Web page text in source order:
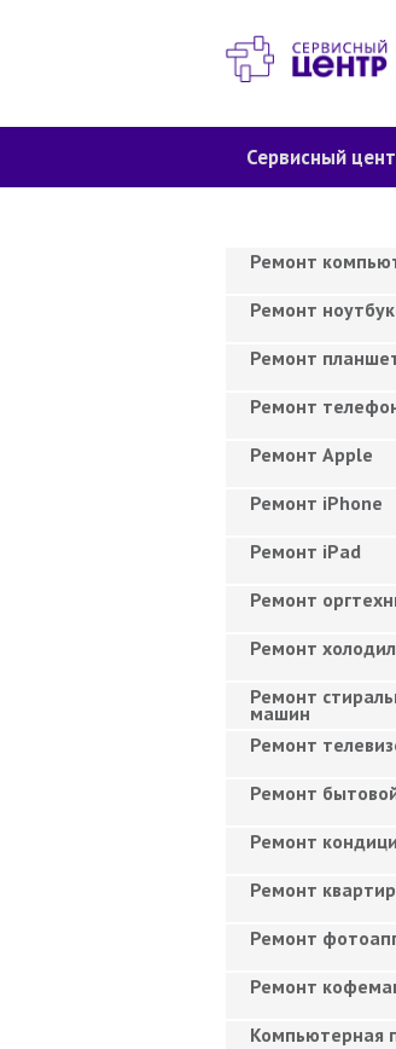
Сервисный
Ремонт
Ремонт
Ремонт
Ремонт
Ремонт Apple
Ремонт iPhone
Ремонт iPad
Ремонт
Ремонт
Ремонт
машин
Ремонт
Ремонт
Ремонт
Ремонт квартир
Ремонт
Ремонт
Компьютерная